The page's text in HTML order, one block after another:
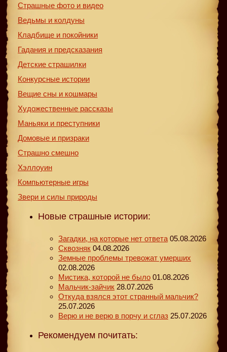
Страшные фото и видео
Ведьмы и колдуны
Кладбище и покойники
Гадания и предсказания
Детские страшилки
Конкурсные истории
Вещие сны и кошмары
Художественные рассказы
Маньяки и преступники
Домовые и призраки
Страшно смешно
Хэллоуин
Компьютерные игры
Звери и силы природы
Новые страшные истории:
Загадки, на которые нет ответа 05.08.2026
Сквозняк 04.08.2026
Земные проблемы тревожат умерших
02.08.2026
Мистика, которой не было 01.08.2026
Мальчик-зайчик 28.07.2026
Откуда взялся этот странный мальчик?
25.07.2026
Верю и не верю в порчу и сглаз 25.07.2026
Рекомендуем почитать: